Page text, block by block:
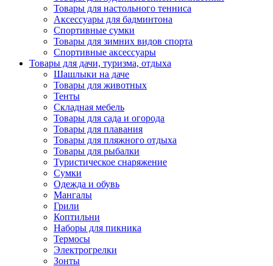
Товары для настольного тенниса
Аксессуары для бадминтона
Спортивные сумки
Товары для зимних видов спорта
Спортивные аксессуары
Товары для дачи, туризма, отдыха
Шашлыки на даче
Товары для животных
Тенты
Складная мебель
Товары для сада и огорода
Товары для плавания
Товары для пляжного отдыха
Товары для рыбалки
Туристическое снаряжение
Сумки
Одежда и обувь
Мангалы
Грили
Коптильни
Наборы для пикника
Термосы
Электрогрелки
Зонты